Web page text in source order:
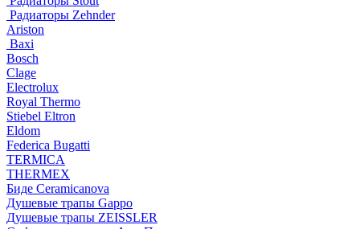
Радиаторы Zehnder
Ariston
Baxi
Bosch
Clage
Electrolux
Royal Thermo
Stiebel Eltron
Eldom
Federica Bugatti
TERMICA
THERMEX
Биде Ceramicanova
Душевые трапы Gappo
Душевые трапы ZEISSLER